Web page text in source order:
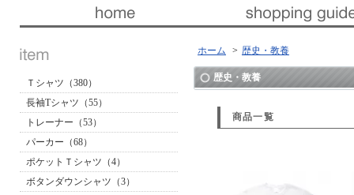
Ｔシャツ（380）
長袖Tシャツ（55）
トレーナー（53）
パーカー（68）
ポケットＴシャツ（4）
ボタンダウンシャツ（3）
ホーム > 歴史・教養
歴史・教養
商品一覧